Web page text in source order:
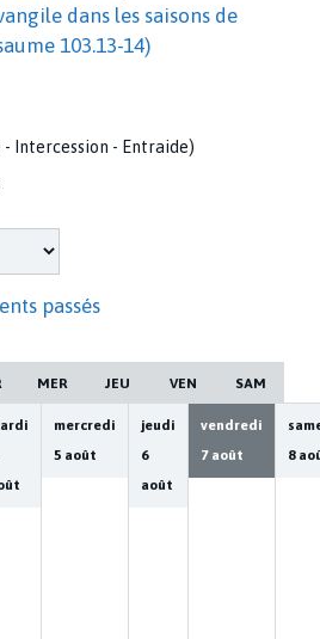
dans les saisons de
103.13-14)
- Intercession - Entraide)
passés
MER JEU VEN SAM
mercredi
5 août
jeudi
6
août
vendredi
7 août
8